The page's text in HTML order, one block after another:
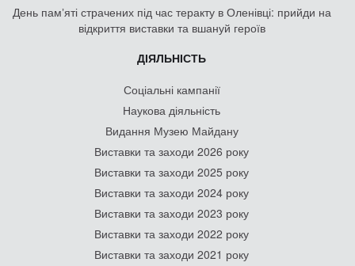
День памʼяті страчених під час теракту в Оленівці: прийди на
відкриття виставки та вшануй героїв
ДІЯЛЬНІСТЬ
Соціальні кампанії
Наукова діяльність
Видання Музею Майдану
Виставки та заходи 2026 року
Виставки та заходи 2025 року
Виставки та заходи 2024 року
Виставки та заходи 2023 року
Виставки та заходи 2022 року
Виставки та заходи 2021 року